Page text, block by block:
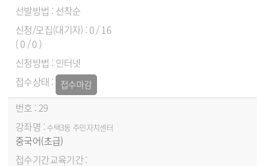
선착순
0 / 16
( 0 / 0 )
인터넷
접수마감
29
수택3동 주민자치센터
중국어(초급)